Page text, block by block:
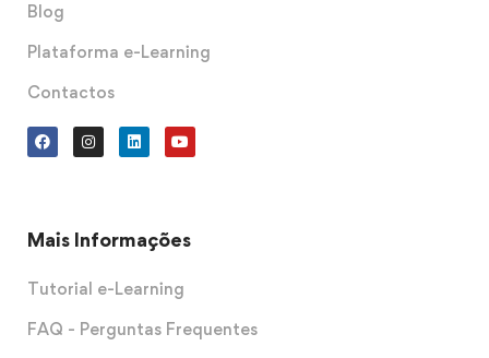
Blog
Plataforma e-Learning
Contactos
Mais Informações
Tutorial e-Learning
FAQ - Perguntas Frequentes